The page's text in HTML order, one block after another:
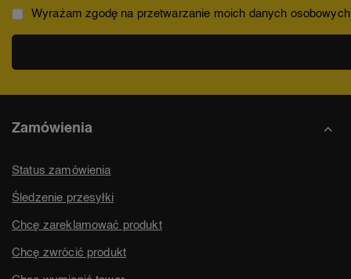
Wyrażam zgodę na przetwarzanie moich danych
Zamówienia
Status zamówienia
Śledzenie przesyłki
Chcę zareklamować produkt
Chcę zwrócić produkt